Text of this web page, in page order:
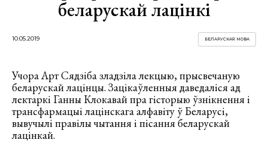
беларускай лацінкі
10.05.2019 БЕЛАРУСКАЯ МОВА
Учора Арт Сядзіба зладзіла лекцыю, прысвечаную
беларускай лацінцы. Зацікаўленныя даведаліся ад
лектаркі Ганны Клокавай пра гісторыю ўзнікнення і
трансфармацыі лацінскага алфавіту ў Беларусі,
вывучылі правілы чытання і пісання беларускай
лацінкай.